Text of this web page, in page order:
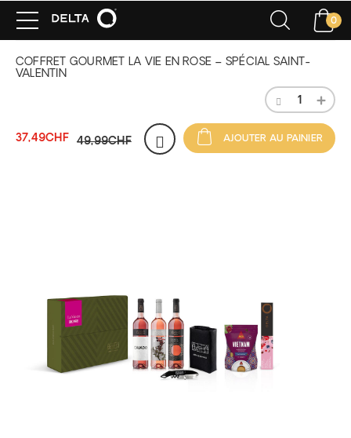
0
COFFRET GOURMET LA VIE EN ROSE – SPÉCIAL SAINT-
VALENTIN
37,49CHF 49,99CHF AJOUTER AU PAINIER